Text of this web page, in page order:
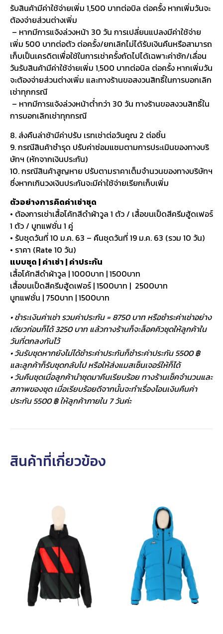
รับสินค้ามีค่าใช้จ่ายเพิ่ม 1,500 บาทต่อบิล ต่อครั้ง หากเพิ่มวันจะ
ต้องจ่ายส่วนต่างเพิ่ม
– หากมีการแจ้งล่วงหน้า 30 วัน การเปลี่ยนแปลงมีค่าใช้จ่าย
เพิ่ม 500 บาทต่อตัว ต่อครั้ง/ยกเลิกไม่ได้รับเงินคืนหรือสามารถ
เก็บเป็นเครดิตเพื่อใช้ในการเช่าครั้งถัดไปได้เฉพาะค่าซัก/เลื่อน
วันรับสินค้ามีค่าใช้จ่ายเพิ่ม 1,500 บาทต่อบิล ต่อครั้ง หากเพิ่มวัน
จะต้องจ่ายส่วนต่างเพิ่ม และทางร้านขอสงวนสิทธิ์ในการบอกเลิก
เช่าทุกกรณี
– หากมีการแจ้งล่วงหน้าต่ำกว่า 30 วัน ทางร้านขอสงวนสิทธิ์ใน
การบอกเลิกเช่าทุกกรณี
8. ส่งคืนล่าช้ามีค่าปรับ เรทเช่าต่อวันคูณ 2 ต่อชิ้น
9. กรณีสินค้าชำรุด ปรับค่าซ่อมแซมตามการประเมินของทางบริ
ษัทฯ (หักจากเงินประกัน)
10. กรณีสินค้าสูญหาย ปรับตามราคาเต็มจำนวนของทางบริษัทฯ
ซึ่งหากเกินวงเงินประกันจะมีค่าใช้จ่ายเรียกเก็บเพิ่ม
ตัวอย่างการคิดค่าเช่าชุด
• ต้องการเช่าเสื้อโค้ทสีดำผ้าวูล 1 ตัว / เสื้อขนเป็ดสีครีมฮู้ดเฟอร์
1 ตัว / บูทแฟชั่น 1 คู่
• รับชุดวันที่ 10 ม.ค. 63 – คืนชุดวันที่ 19 ม.ค. 63 (รวม 10 วัน)
• ราคา (Rate 10 วัน)
แบบชุด | ค่าเช่า | ค่าประกัน
เสื้อโค้ทสีดำผ้าวูล | 1000บาท | 1500บาท
เสื้อขนเป็ดสีครีมฮู้ดเฟอร์ | 1500บาท | 2500บาท
บูทแฟชั่น | 750บาท | 1500บาท
• ชำระเงินค่าเช่า รวมค่าประกัน = 8750 บาท หรือชำระค่าเช่าอย่าง
เดียวก่อนก็ได้ 3250 บาท แล้วทางร้านก็จะล็อคคิวชุดให้ลูกค้าใน
วันที่ตกลงกันไว้
• วันรับชุดหากยังไม่ได้ชำระค่าประกันก็ชำระค่าประกัน 5500 ฿
และลูกค้าก็รับชุดกลับไป หรือให้ส่งแมสเซ็นเจอร์ให้ก็ได้
• วันคืนชุดเมื่อลูกค้านำชุดมาคืนเรียบร้อย ทางร้านเช็คจำนวนและ
สภาพของชุด เมื่อเรียบร้อยดีจากนั้นจะทำเรื่องโอนเงินคืนค่า
ประกัน 5500 ฿ ให้ลูกค้าภายใน 7 วันค่ะ
สินค้าที่เกี่ยวข้อง